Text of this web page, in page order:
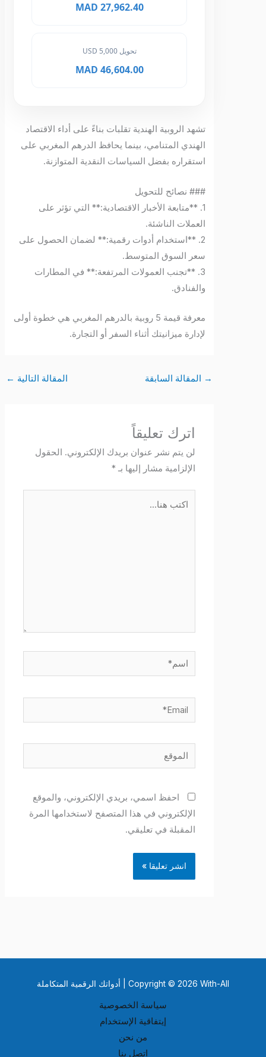
27,962.40 MAD
تحويل 5,000 USD
46,604.00 MAD
تشهد الروبية الهندية تقلبات بناءً على أداء الاقتصاد
الهندي المتنامي، بينما يحافظ الدرهم المغربي على
استقراره بفضل السياسات النقدية المتوازنة.
### نصائح للتحويل
1. **متابعة الأخبار الاقتصادية:** التي تؤثر على
العملات الناشئة.
2. **استخدام أدوات رقمية:** لضمان الحصول على
سعر السوق المتوسط.
3. **تجنب العمولات المرتفعة:** في المطارات
والفنادق.
معرفة قيمة 5 روبية بالدرهم المغربي هي خطوة أولى
لإدارة ميزانيتك أثناء السفر أو التجارة.
المقالة السابقة المقالة التالية←
اترك تعليقاً
لن يتم نشر عنوان بريدك الإلكتروني. الحقول
الإلزامية مشار إليها بـ*
احفظ اسمي، بريدي الإلكتروني، والموقع
الإلكتروني في هذا المتصفح لاستخدامها المرة
المقبلة في تعليقي.
Copyright © 2026 With-All | أدواتك الرقمية المتكاملة
سياسة الخصوصية
إيتفاقية الإستخدام
من نحن
اتصل بنا